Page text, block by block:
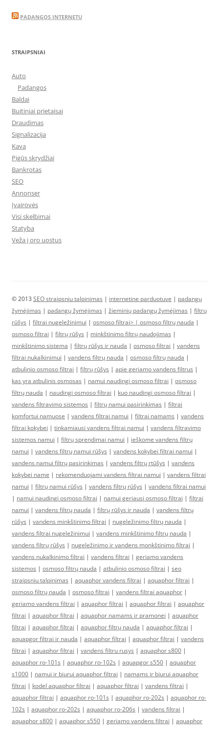
PADANGOS INTERNETU
STRAIPSNIAI
Auto
Padangos
Baldai
Buitiniai prietaisai
Draudimas
Signalizacija
Kava
Pigūs skrydžiai
Bankrotas
SEO
Annonser
Įvairovės
Visi skelbimai
Statyba
Veža į oro uostus
© 2013 SEO straipsniu talpinimas | internetine parduotuve | padangų
žymėjimas | padangų žymėjimas | žieminių padangų žymėjimas | filtrų
rūšys | filtrai nugeležinimui | osmoso filtrai> | osmoso filtrų nauda |
osmoso filtrai | filtrų rūšys | minkštinimo filtrų naudojimas |
minkštinimo sistema | filtrų rūšys ir nauda | osmoso filtrai | vandens
filtrai nukalkinimui | vandens filtrų nauda | osmoso filtrų nauda |
atbulinio osmoso filtrai | filtrų rūšys | apie geriamo vandens filtrus |
kas yra atbulinis osmosas | namui naudingi osmoso filtrai | osmoso
filtrų nauda | naudingi osmoso filtrai | kuo naudingi osmoso filtrai |
vandens filtravimo sistemos | filtrų namui pasirinkimas | filtrai
komfortui namuose | vandens filtrai namui | filtrai namams | vandens
filtrai kokybei | tinkamiausi vandens filtrai namui | vandens filtravimo
sistemos namui | filtrų sprendimai namui | ieškome vandens filtrų
namui | vandens filtrų namui rūšys | vandens kokybei filtrai namui |
vandens namui filtrų pasirinkimas | vandens filtrų rtūšys | vandens
kokybei name | rekomenduojami vandens filtrai namui | vandens filtrai
namui | filtrų namui rūšys | vandens filtrų rūšys | vandens filtrai namui
| namui naudingi osmoso filtrai | namui geriausi osmoso filtrai | filtrai
namui | vandens filtrų nauda | filtrų rūšys ir nauda | vandens filtrų
rūšys | vandens minkštinimo filtrai | nugeležinimo filtrų nauda |
vandens filtrai nugeležinimui | vandens minkštinimo filtrų nauda |
vandens filtrų rūšys | nugeležinimo ir vandens monkštinimo filtrai |
vandens nukalkinimo filtrai | vandens filtrai | geriamo vandens
sistemos | osmoso filtrų nauda | atbulinio osmoso filtrai | seo
straipsniu talpinimas | aquaphor vandens filtrai | aquaphor filtrai |
osmoso filtrų nauda | osmoso filtrai | vandens filtrai aquaphor |
geriamo vandens filtrai | aquaphor filtrai | aquaphor filtrai | aquaphor
filtrai | aquaphor filtrai | aquaphor namams ir pramonei | aquaphor
filtrai | aquaphor filtrai | aquaphor filtrų nauda | aquaphor filtrai |
aquapgor filtrai ir nauda | aquaphor filtrai | aquaphor filtrai | vandens
filtrai | aquaphor filtrai | vandens filtru rusys | aquaphor s800 |
aquaphor ro-101s | aquaphor ro-102s | aquapgor s550 | aquaphor
s1000 | namui ir biurui aquaphor filtrai | namams ir biurui aquaphor
filtrai | kodel aquaphor filtrai | aquaphor filtrai | vandens filtrai |
aquaphor filtrai | aquaphor ro-101s | aquaphor ro-202s | aquaphor ro-
102s | aquaphor ro-202s | aquaphor ro-206s | vandens filtrai |
aquaphor s800 | aquaphor s550 | geriamo vandens filtrai | aquaphor